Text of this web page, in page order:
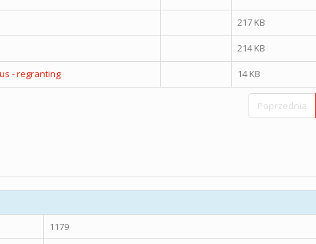
217 KB
214 KB
- regranting 14 KB
Poprzednia
1179